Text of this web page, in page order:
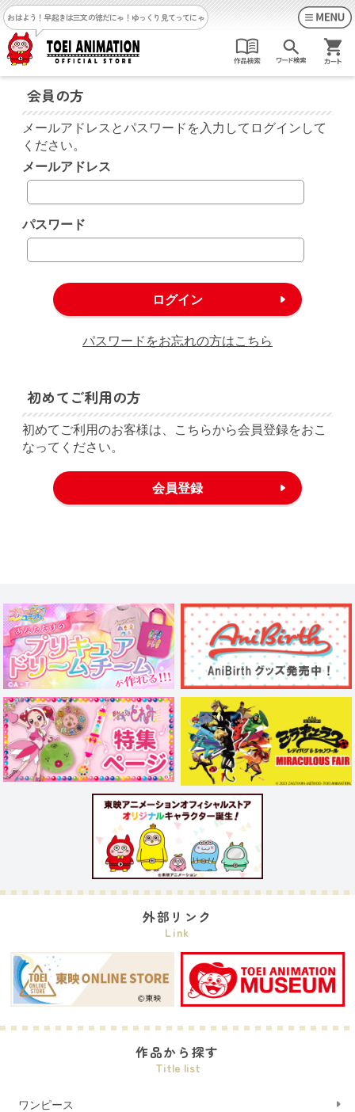
おはよう！早起きは三文の徳だにゃ！ ゆっくり見てってにゃ
会員の方
メールアドレスとパスワードを入力してログインして
ください。
メールアドレス
パスワード
パスワードをお忘れの方はこちら
初めてご利用の方
初めてご利用のお客様は、こちらから会員登録をおこ
なってください。
外部リンク
Link
作品から探す
Title list
ワンピース